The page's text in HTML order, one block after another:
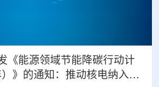
《能源领域节能降碳行动计
》的通知：推动核电纳入绿